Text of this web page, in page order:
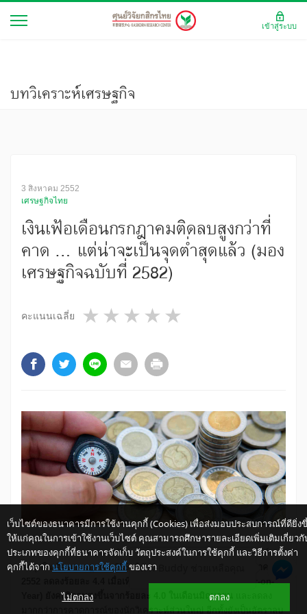
บทวิเคราะห์เศรษฐกิจ
3 สิงหาคม 2552
เศรษฐกิจไทย
เงินเฟ้อเดือนกรกฎาคมติดลบสูงกว่าที่
คาด ... แต่น่าจะเป็นจุดต่ำสุดแล้ว (มอง
เศรษฐกิจฉบับที่ 2582)
คะแนนเฉลี่ย 4 stars
3 stars
2 stars
1 star
จากการรายงานตัวเลขอัตราเงินเฟ้อโดยกระทรวงพาณิชย์
ล่าสุดในเดือนกรกฎาคม 2552อัตราเงินเฟ้อทั่วไปในเดือนกรกฎาคม
เทียบกับช่วงเดียวกันของปีก่อน(Year-on-
ยังคงติดลบสูงขึ้นจากร้อยละ 4.0 ในเดือนมิถุนายน
มากกว่าการคาดการณ์ของนักวิเคราะห์ส่วนใหญ่ อีกทั้งยังเป็นอัตราลบ
เว็บไซต์ของธนาคารมีการใช้งานคุกกี้ (Cookies) เพื่อส่งมอบประสบการณ์ที่ดียิ่ง
ให้แก่คุณในการเข้าใช้งานเว็บไซต์ คุณสามารถศึกษารายละเอียดเพิ่มเติมเกี่ยวกั
ประเภทของคุกกี้ที่ธนาคารจัดเก็บ วัตถุประสงค์ในการใช้คุกกี้ และวิธีการตั้งค่า
คุกกี้ได้จาก นโยบายการใช้คุกกี้ ของเรา
ไม่ตกลง ตกลง
เข้าสู่ระบบ
ให้ K-Buddy ช่วยเหลือคุณ